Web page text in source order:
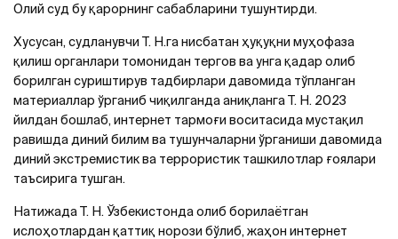
Олий суд бу қарорнинг сабабларини тушунтирди.
Хусусан, судланувчи Т. Н.га нисбатан ҳуқуқни муҳофаза
қилиш органлари томонидан тергов ва унга қадар олиб
борилган суриштирув тадбирлари давомида тўпланган
материаллар ўрганиб чиқилганда аниқланга Т. Н. 2023
йилдан бошлаб, интернет тармоғи воситасида мустақил
равишда диний билим ва тушунчаларни ўрганиши давомида
диний экстремистик ва террористик ташкилотлар ғоялари
таъсирига тушган.
Натижада Т. Н. Ўзбекистонда олиб борилаётган
ислоҳотлардан қаттиқ норози бўлиб, жаҳон интернет